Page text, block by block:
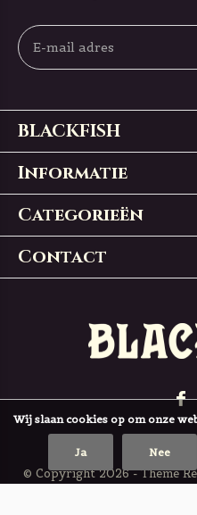
BLACKFISH
Informatie
Categorieën
Contact
© Copyright2026- Theme
Wij slaan cookies op om onze
Ja Nee